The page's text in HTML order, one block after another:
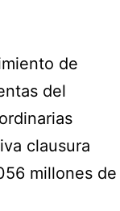
de
del
clausura
millones de